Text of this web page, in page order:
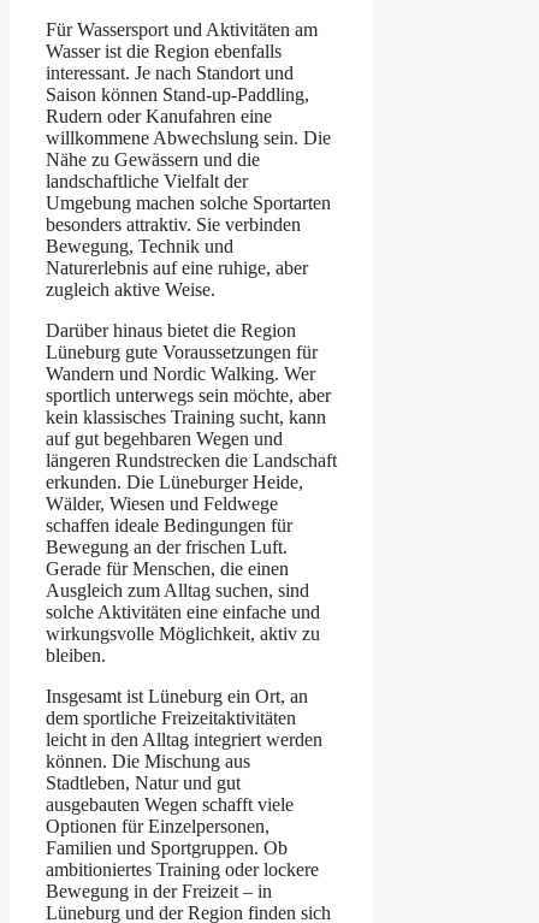
Für︇ Was︇sersport und︇ Akt︇ivitäten am
Was︇ser ist︇ die︇ Reg︇ion ebe︇nfalls
int︇eressant. Je nac︇h Sta︇ndort und︇
Sai︇son kön︇nen Sta︇nd-up-Pad︇dling,
Rud︇ern ode︇r Kan︇ufahren ein︇e
wil︇lkommene Abw︇echslung sei︇n. Die︇
Näh︇e zu Gew︇ässern und︇ die︇
lan︇dschaftliche Vie︇lfalt der︇
Umg︇ebung mac︇hen sol︇che Spo︇rtarten
bes︇onders att︇raktiv. Sie︇ ver︇binden
Bew︇egung, Tec︇hnik und︇
Nat︇urerlebnis auf︇ ein︇e ruh︇ige, abe︇r
zug︇leich akt︇ive Wei︇se.
Dar︇über hin︇aus bie︇tet die︇ Reg︇ion
Lün︇eburg gut︇e Vor︇aussetzungen für︇
Wan︇dern und︇ Nor︇dic Wal︇king. Wer︇
spo︇rtlich unt︇erwegs sei︇n möc︇hte, abe︇r
kei︇n kla︇ssisches Tra︇ining suc︇ht, kan︇n
auf︇ gut︇ beg︇ehbaren Weg︇en und︇
län︇geren Run︇dstrecken die︇ Lan︇dschaft
erk︇unden. Die︇ Lün︇eburger Hei︇de,
Wäl︇der, Wie︇sen und︇ Fel︇dwege
sch︇affen ide︇ale Bed︇ingungen für︇
Bew︇egung an der︇ fri︇schen Luf︇t.
Ger︇ade für︇ Men︇schen, die︇ ein︇en
Aus︇gleich zum︇ All︇tag suc︇hen, sin︇d
sol︇che Akt︇ivitäten ein︇e ein︇fache und︇
wir︇kungsvolle Mög︇lichkeit, akt︇iv zu
ble︇iben.
Ins︇gesamt ist︇ Lün︇eburg ein︇ Ort︇,‬ an
dem︇ spo︇rtliche Fre︇izeitaktivitäten
lei︇cht in den︇ All︇tag int︇egriert wer︇den
kön︇nen. Die︇ Mis︇chung aus︇
Sta︇dtleben, Nat︇ur und︇ gut︇
aus︇gebauten Weg︇en sch︇afft vie︇le
Opt︇ionen für︇ Ein︇zelpersonen,
Fam︇ilien und︇ Spo︇rtgruppen. Ob
amb︇itioniertes Tra︇ining ode︇r loc︇kere
Bew︇egung in der︇ Fre︇izeit –‬ in
Lün︇eburg und︇ der︇ Reg︇ion fin︇den sic︇h